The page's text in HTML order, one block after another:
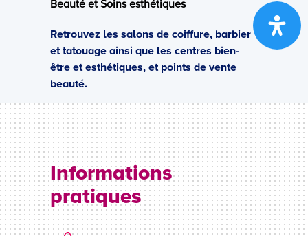
Beauté et Soins esthétiques
Retrouvez les salons de coiffure, barbier
et tatouage ainsi que les centres bien-
être et esthétiques, et points de vente
beauté.
Informations
pratiques